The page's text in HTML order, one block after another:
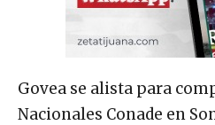
Govea se alista para
Nacionales Conade en